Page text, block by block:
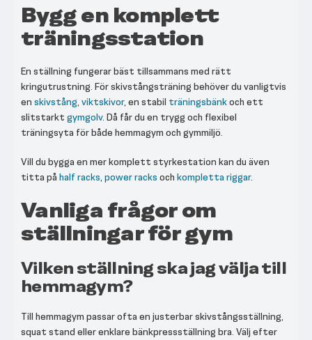
Bygg en komplett
träningsstation
En ställning fungerar bäst tillsammans med rätt
kringutrustning. För skivstångsträning behöver du vanligtvis
en skivstång, viktskivor, en stabil träningsbänkoch ett
slitstarkt gymgolv. Då får du en trygg och flexibel
träningsyta för både hemmagym och gymmiljö.
Vill du bygga en mer komplett styrkestation kan du även
titta på half racks, power racks och kompletta riggar.
Vanliga frågor om
ställningar för gym
Vilken ställning ska jag välja till
hemmagym?
Till hemmagym passar ofta en justerbar skivstångsställning,
squat stand eller enklare bänkpressställning bra. Välj efter